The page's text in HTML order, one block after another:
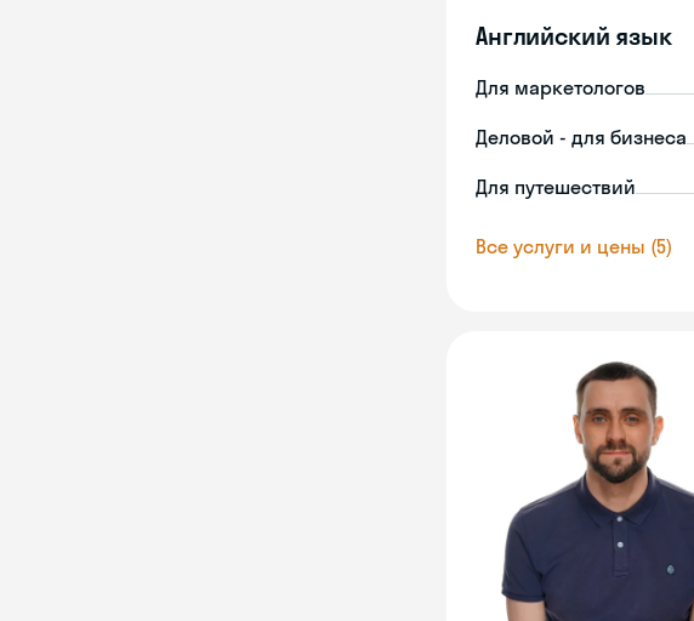
Английский язык
Для маркетологов
Деловой - для бизнеса
Для путешествий
Все услуги и цены (5)